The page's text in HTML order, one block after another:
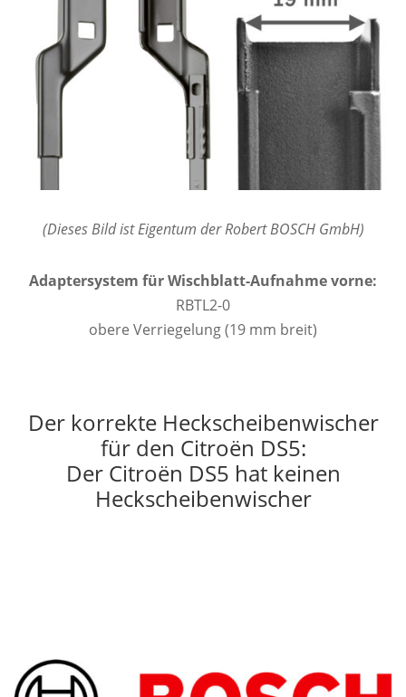
(Dieses Bild ist Eigentum der Robert BOSCH GmbH)
Adaptersystem für Wischblatt-Aufnahme vorne:
RBTL2-0
obere Verriegelung (19 mm breit)
Der korrekte Heckscheibenwischer
für den Citroën DS5:
Der Citroën DS5 hat keinen
Heckscheibenwischer